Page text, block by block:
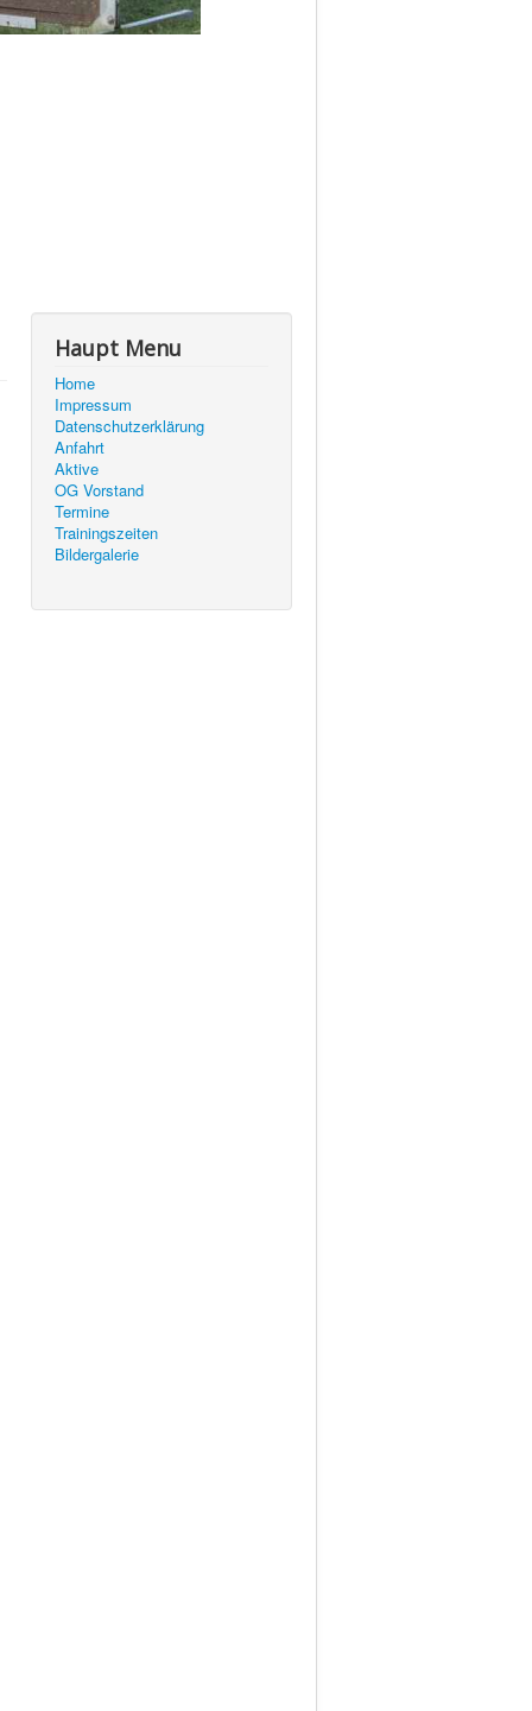
Haupt Menu
Home
Impressum
Datenschutzerklärung
Anfahrt
Aktive
OG Vorstand
Termine
Trainingszeiten
Bildergalerie